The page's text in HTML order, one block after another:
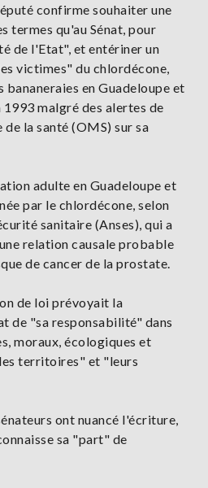
confirme souhaiter une
termes qu'au Sénat, pour
de l'Etat", et entériner un
victimes" du chlordécone,
en Guadeloupe et
malgré des alertes de
la santé (OMS) sur sa
adulte en Guadeloupe et
par le chlordécone, selon
sanitaire (Anses), qui a
relation causale probable
de cancer de la prostate.
de loi prévoyait la
de "sa responsabilité" dans
moraux, écologiques et
territoires" et "leurs
ont nuancé l'écriture,
sa "part" de